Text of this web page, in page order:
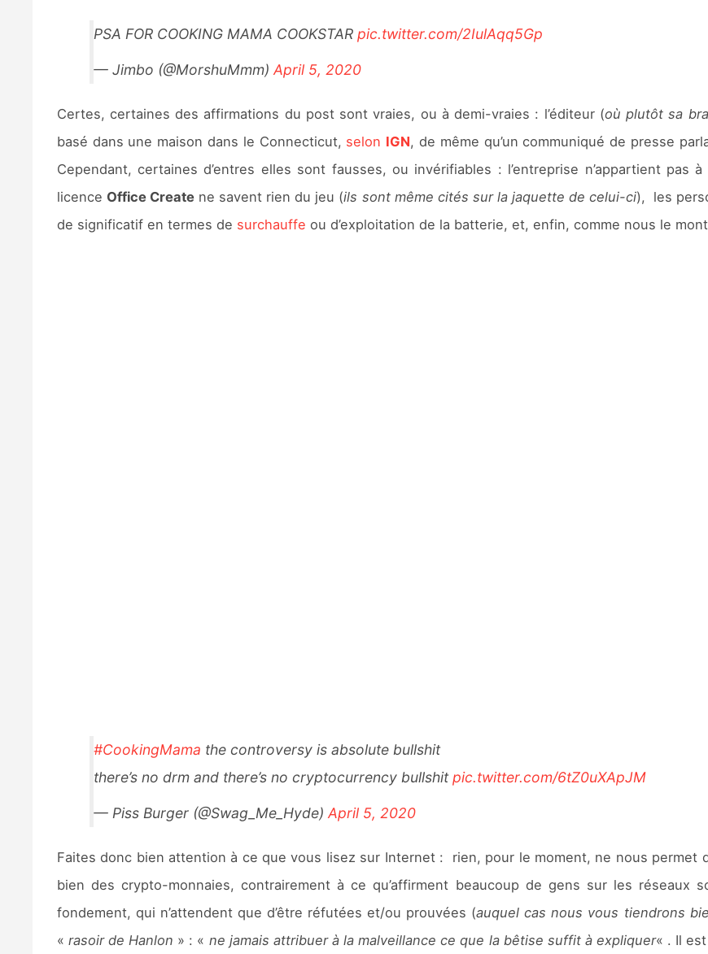
PSA FOR COOKING MAMA COOKSTAR pic.twitter.com/2IulAqq5Gp
— Jimbo (@MorshuMmm)April 5, 2020
Certes, certaines des affirmations du post sont vraies, ou à demi-vraies : l’éditeur (où plutôt sa
basé dans une maison dans le Connecticut, selon IGN, de même qu’un communiqué de presse
Cependant, certaines d’entres elles sont fausses, ou invérifiables : l’entreprise n’appartient pas à
licence Office Createne savent rien du jeu (ils sont même cités sur la jaquette de celui-ci), les
de significatif en termes de surchauffe ou d’exploitation de la batterie, et, enfin, comme nous le
#CookingMama the controversy is absolute bullshit
there’s no drm and there’s no cryptocurrency bullshitpic.twitter.com/6tZ0uXApJM
— Piss Burger (@Swag_Me_Hyde)April 5, 2020
Faites donc bien attention à ce que vous lisez sur Internet : rien, pour le moment, ne nous permet
bien des crypto-monnaies, contrairement à ce qu’affirment beaucoup de gens sur les réseaux
fondement, qui n’attendent que d’être réfutées et/ou prouvées (auquel cas nous vous tiendrons
« rasoir de Hanlon » : « ne jamais attribuer à la malveillance ce que la bêtise suffit à expliquer« . Il